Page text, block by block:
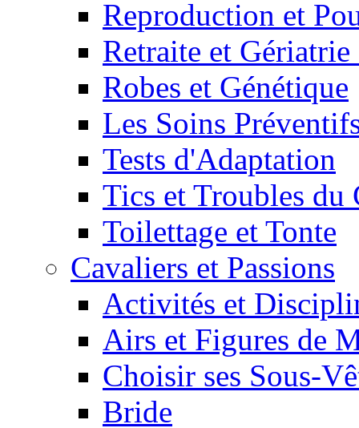
Reproduction et
Retraite et
Robes et Génétique
Les Soins
Tests d'Adaptation
Tics et Troubles du
Toilettage et Tonte
Cavaliers et Passions
Activités et
Airs et Figures de
Choisir ses Sous-
Bride